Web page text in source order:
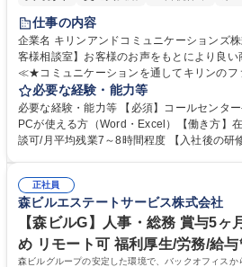
仕事の内容
企業名 キリンアンドコミュニケーションズ株式会社 求人名 中
客様相談室】お客様のお声をもとにより良い商品づ
≪★コミュニケーションを通してキリンの
お客様のお声をより良い商品づくりに活かし
様相談室でのお仕事です。 日々お客様からいただくキリングループへのご
意見を、企業活動に活かしています。お客様
って対応、情報提供するとともにグループ内
平均100件前後■メール・手紙：同上40件前後 募集職種 中野本社【お客様
相談室】お客様のお声をもとにより良い商品
必要な経験・能力等
必要な経験・能力等 【必須】コールセンタ
PCが使える方（Word・Excel）【働き方】
談可/月平均残業7～8時間程度 【入社後の研修】着任から1か月は電話対応
すのでご安心ください。 【当社について】
う会社として、お客様との出会いを大切にし
を込めてコミュニケーションをとりながら
す。 学歴・資格 学歴：大学院 大学 高専 短大 専修学校 高校 語学力： 資
格：
正社員
森ビルエステートサービス株式会社
【森ビルG】人事・総務 賞与5ヶ
め リモート可 福利厚生/労務/給
森ビルグループの安定した環境で、バックオフィス